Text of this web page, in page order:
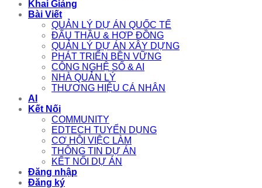
Khai Giảng
Bài Viết
QUẢN LÝ DỰ ÁN QUỐC TẾ
ĐẤU THẦU & HỢP ĐỒNG
QUẢN LÝ DỰ ÁN XÂY DỰNG
PHÁT TRIỂN BỀN VỮNG
CÔNG NGHỆ SỐ & AI
NHÀ QUẢN LÝ
THƯƠNG HIỆU CÁ NHÂN
AI
Kết Nối
COMMUNITY
EDTECH TUYỂN DỤNG
CƠ HỘI VIỆC LÀM
THÔNG TIN DỰ ÁN
KẾT NỐI DỰ ÁN
Đăng nhập
Đăng ký